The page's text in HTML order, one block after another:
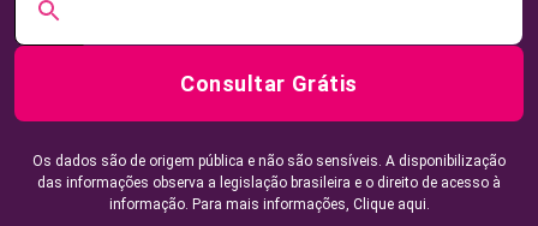
Consultar Grátis
Os dados são de origem pública e não são sensíveis. A disponibilização
das informações observa a legislação brasileira e o direito de acesso à
informação. Para mais informações, Clique aqui.